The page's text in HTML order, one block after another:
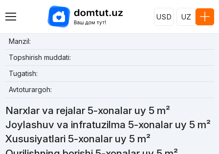
USD UZ
Manzil:
Topshirish muddati:
Tugatish:
Avtoturargoh:
Narxlar va rejalar 5-xonalar uy 5 m²
Joylashuv va infratuzilma 5-xonalar uy 5 m²
Xususiyatlari 5-xonalar uy 5 m²